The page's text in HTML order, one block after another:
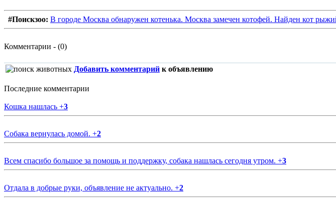
#Поискзоо: В городе Москва обнаружен котенька. Москва замечен котофей. Найден кот
Комментарии - (0)
Добавить комментарий к объявлению
Последние комментарии
Кошка нашлась +3
Собака вернулась домой. +2
Всем спасибо большое за помощь и поддержку, собака нашлась сегодня утром. +3
Отдала в добрые руки, объявление не актуально. +2